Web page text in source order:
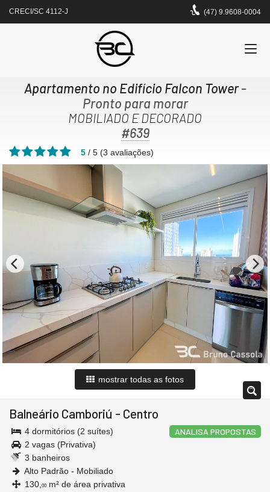
CRECI/SC 4112-J (47) 9.9608-0004
Apartamento no Edifício Falcon Tower-
Pronto para morar
MOBILIADO E DECORADO
#639
5 / 5 (3 avaliações)
mostrar todas as fotos
Balneário Camboriú - Centro
ANALISA PROPOSTAS
4 dormitórios (2 suítes)
2 vagas (Privativa)
3 banheiros
Alto Padrão - Mobiliado
130, 00 m² de área privativa